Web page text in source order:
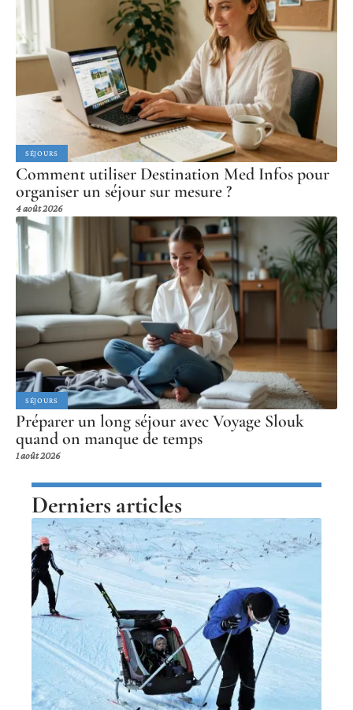
SÉJOURS
Comment utiliser Destination Med Infos pour
organiser un séjour sur mesure ?
4 août 2026
SÉJOURS
Préparer un long séjour avec Voyage Slouk
quand on manque de temps
1 août 2026
Derniers articles